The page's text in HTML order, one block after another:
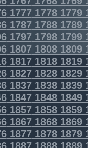
1777 17781779
1787 17881789
1797 17981799
1807 18081809
181718181819
182718281829
183718381839
184718481849
185718581859
186718681869
187718781879